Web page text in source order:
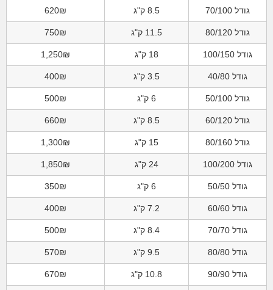
גודל 70/100 8.5 ק"ג 620₪
גודל 80/120 11.5 ק"ג 750₪
גודל 100/150 18 ק"ג 1,250₪
גודל 40/80 3.5 ק"ג 400₪
גודל 50/100 6 ק"ג 500₪
גודל 60/120 8.5 ק"ג 660₪
גודל 80/160 15 ק"ג 1,300₪
גודל 100/200 24 ק"ג 1,850₪
גודל 50/50 6 ק"ג 350₪
גודל 60/60 7.2 ק"ג 400₪
גודל 70/70 8.4 ק"ג 500₪
גודל 80/80 9.5 ק"ג 570₪
גודל 90/90 10.8 ק"ג 670₪